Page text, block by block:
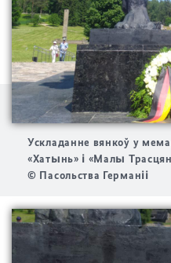
Ускладанне вянкоў у
«Хатынь» і «Малы
© Пасольства Германіі